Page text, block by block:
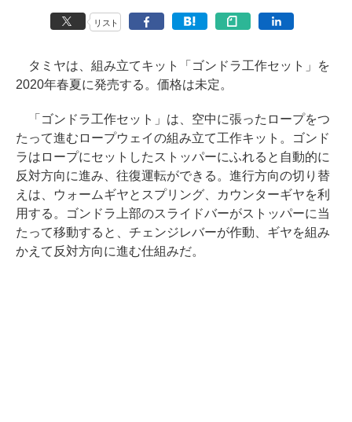
リスト
タミヤは、組み立てキット「ゴンドラ工作セット」を
2020年春夏に発売する。価格は未定。
「ゴンドラ工作セット」は、空中に張ったロープをつ
たって進むロープウェイの組み立て工作キット。ゴンド
ラはロープにセットしたストッパーにふれると自動的に
反対方向に進み、往復運転ができる。進行方向の切り替
えは、ウォームギヤとスプリング、カウンターギヤを利
用する。ゴンドラ上部のスライドバーがストッパーに当
たって移動すると、チェンジレバーが作動、ギヤを組み
かえて反対方向に進む仕組みだ。